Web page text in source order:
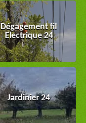
Dégagement fil
Electrique 24
Jardinier 24